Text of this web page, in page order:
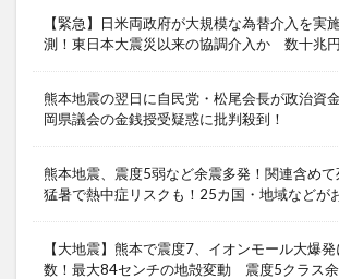
【緊急】日米両政府が大規模な為替介入を実
測！東日本大震災以来の協調介入か 数十兆
熊本地震の翌日に自民党・松尾会長が政治資
岡県議会の金銭授受疑惑に批判殺到！
熊本地震、震度5弱など余震多発！関連含め
猛暑で熱中症リスクも！25カ国・地域などが
【大地震】熊本で震度7、イオンモール大爆
数！最大84センチの地殻変動 震度5クラス余